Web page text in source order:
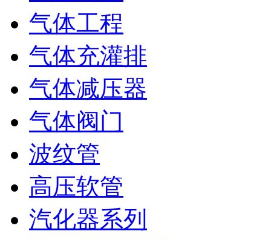
气体工程
气体充灌排
气体减压器
气体阀门
波纹管
高压软管
汽化器系列